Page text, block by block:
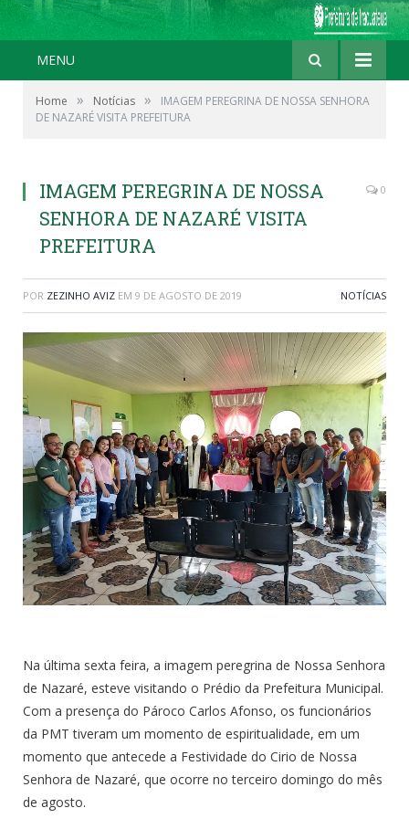
MENU
Home » Notícias »
IMAGEM PEREGRINA DE NOSSA SENHORA
DE NAZARÉ VISITA PREFEITURA
IMAGEM PEREGRINA DE NOSSA
SENHORA DE NAZARÉ VISITA
PREFEITURA
0
POR ZEZINHO AVIZ EM 9 DE AGOSTO DE 2019 NOTÍCIAS
Na última sexta feira, a imagem peregrina de Nossa Senhora
de Nazaré, esteve visitando o Prédio da Prefeitura Municipal.
Com a presença do Pároco Carlos Afonso, os funcionários
da PMT tiveram um momento de espiritualidade, em um
momento que antecede a Festividade do Cirio de Nossa
Senhora de Nazaré, que ocorre no terceiro domingo do mês
de agosto.